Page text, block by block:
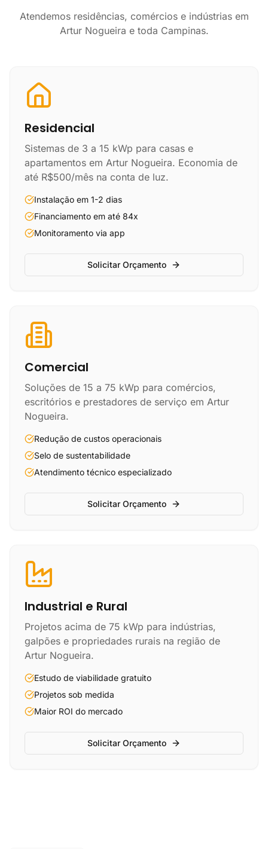
Atendemos residências, comércios e indústrias em
Artur Nogueira e toda Campinas.
Residencial
Sistemas de 3 a 15 kWp para casas e
apartamentos em Artur Nogueira. Economia de
até R$500/mês na conta de luz.
Instalação em 1-2 dias
Financiamento em até 84x
Monitoramento via app
Solicitar Orçamento
Comercial
Soluções de 15 a 75 kWp para comércios,
escritórios e prestadores de serviço em Artur
Nogueira.
Redução de custos operacionais
Selo de sustentabilidade
Atendimento técnico especializado
Solicitar Orçamento
Industrial e Rural
Projetos acima de 75 kWp para indústrias,
galpões e propriedades rurais na região de
Artur Nogueira.
Estudo de viabilidade gratuito
Projetos sob medida
Maior ROI do mercado
Solicitar Orçamento